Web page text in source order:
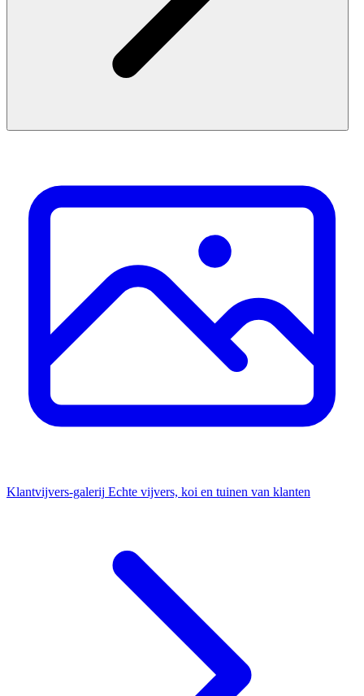
Klantvijvers-galerij Echte vijvers, koi en tuinen van klanten